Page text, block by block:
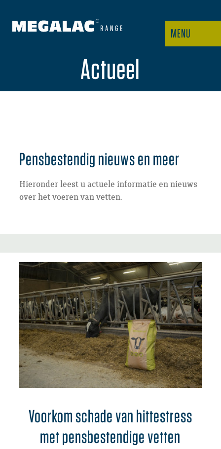
MENU
Actueel
Pensbestendig nieuws en meer
Hieronder leest u actuele informatie en nieuws
over het voeren van vetten.
Voorkom schade van hittestress
met pensbestendige vetten